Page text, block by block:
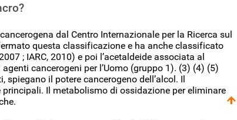
dal Centro Internazionale per la Ricerca sul
questa classificazione e ha anche classificato
; IARC, 2010) e poi l’acetaldeide associata al
cancerogeni per l’Uomo (gruppo 1). (3) (4) (5)
spiegano il potere cancerogeno dell’alcol. Il
Il metabolismo di ossidazione per eliminare